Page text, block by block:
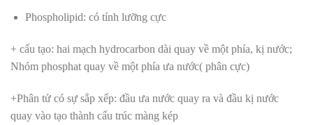
Phospholipid: có tính lưỡng cực
+ cấu tạo: hai mạch hydrocarbon dài quay về một phía, kị nước;
Nhóm phosphat quay về một phía ưa nước( phân cực)
+Phân tử có sự sắp xếp: đầu ưa nước quay ra và đầu kị nước
quay vào tạo thành cấu trúc màng kép